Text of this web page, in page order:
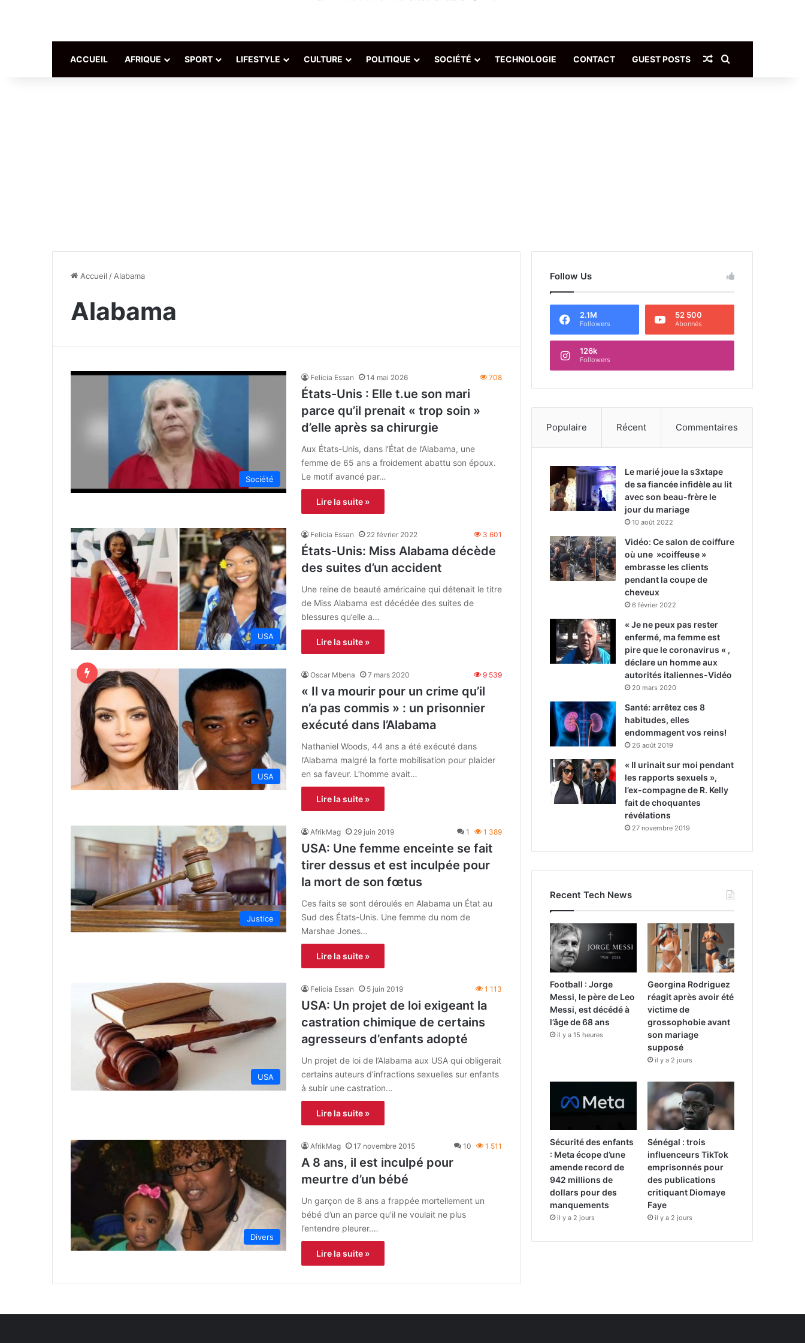
ACCUEIL AFRIQUE SPORT LIFESTYLE CULTURE POLITIQUE SOCIÉTÉ TECHNOLOGIE CONTACT GUEST POSTS Article Aléatoire
Accueil / Alabama
Alabama
Société
Felicia Essan 14 mai 2026 708
États-Unis : Elle t.ue son mari
parce qu’il prenait « trop soin »
d’elle après sa chirurgie
Aux États-Unis, dans l’État de l’Alabama, une
femme de 65 ans a froidement abattu son époux.
Le motif avancé par…
Lire la suite »
USA
Felicia Essan 22 février 2022 3 601
États-Unis: Miss Alabama décède
des suites d’un accident
Une reine de beauté américaine qui détenait le titre
de Miss Alabama est décédée des suites de
blessures qu’elle a…
Lire la suite »
USA
Oscar Mbena 7 mars 2020 9 539
« Il va mourir pour un crime qu’il
n’a pas commis » : un prisonnier
exécuté dans l’Alabama
Nathaniel Woods, 44 ans a été exécuté dans
l’Alabama malgré la forte mobilisation pour plaider
en sa faveur. L’homme avait…
Lire la suite »
Justice
AfrikMag 29 juin 2019 1 1 389
USA: Une femme enceinte se fait
tirer dessus et est inculpée pour
la mort de son fœtus
Ces faits se sont déroulés en Alabama un État au
Sud des États-Unis. Une femme du nom de
Marshae Jones…
Lire la suite »
USA
Felicia Essan 5 juin 2019 1 113
USA: Un projet de loi exigeant la
castration chimique de certains
agresseurs d’enfants adopté
Un projet de loi de l’Alabama aux USA qui obligerait
certains auteurs d’infractions sexuelles sur enfants
à subir une castration…
Lire la suite »
Divers
AfrikMag 17 novembre 2015 10 1 511
A 8 ans, il est inculpé pour
meurtre d’un bébé
Un garçon de 8 ans a frappée mortellement un
bébé d’un an parce qu’il ne voulait ne plus
l’entendre pleurer.…
Lire la suite »
Follow Us
2.1M
Followers
52 500
Abonnés
126k
Followers
Populaire Récent Commentaires
Le marié joue la s3xtape
de sa fiancée infidèle au lit
avec son beau-frère le
jour du mariage
10 août 2022
Vidéo: Ce salon de coiffure
où une »coiffeuse »
embrasse les clients
pendant la coupe de
cheveux
6 février 2022
« Je ne peux pas rester
enfermé, ma femme est
pire que le coronavirus « ,
déclare un homme aux
autorités italiennes-Vidéo
20 mars 2020
Santé: arrêtez ces 8
habitudes, elles
endommagent vos reins!
26 août 2019
« Il urinait sur moi pendant
les rapports sexuels »,
l’ex-compagne de R. Kelly
fait de choquantes
révélations
27 novembre 2019
Recent Tech News
Football : Jorge
Messi, le père de Leo
Messi, est décédé à
l’âge de 68 ans
il y a 15 heures
Georgina Rodriguez
réagit après avoir été
victime de
grossophobie avant
son mariage
supposé
il y a 2 jours
Sécurité des enfants
: Meta écope d’une
amende record de
942 millions de
dollars pour des
manquements
il y a 2 jours
Sénégal : trois
influenceurs TikTok
emprisonnés pour
des publications
critiquant Diomaye
Faye
il y a 2 jours